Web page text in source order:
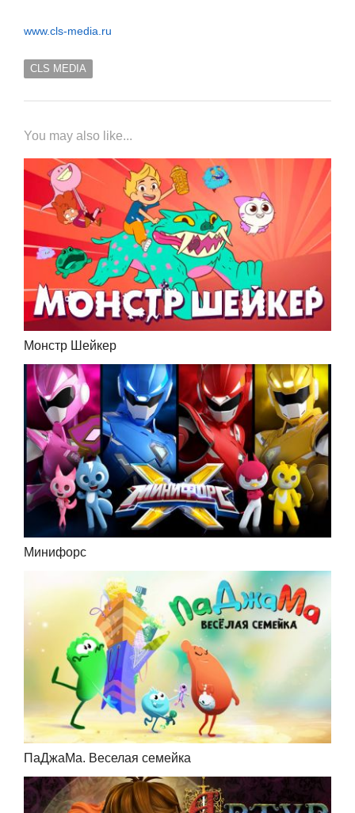
www.cls-media.ru
CLS MEDIA
You may also like...
Монстр Шейкер
Минифорс
ПаДжаМа. Веселая семейка